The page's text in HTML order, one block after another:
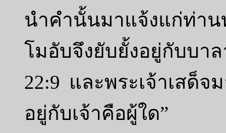
นำคำนั้นมาแจ้งแก่ท่าน
โมอับจึงยับยั้งอยู่กับบา
22:9 และพระเจ้าเสด็
อยู่กับเจ้าคือผู้ใด”